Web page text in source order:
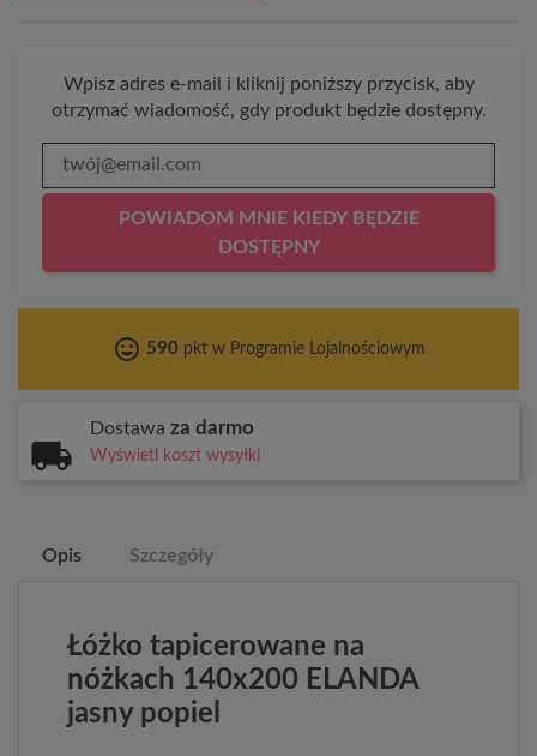
Wpisz adres e-mail i kliknij poniższy przycisk, aby
otrzymać wiadomość, gdy produkt będzie dostępny.
POWIADOM MNIE KIEDY BĘDZIE
DOSTĘPNY
tag_faces 590pkt w Programie Lojalnościowym
Dostawa za darmo
Wyświetl koszt wysyłki
Opis Szczegóły
Łóżko tapicerowane na
nóżkach 140x200 ELANDA
jasny popiel